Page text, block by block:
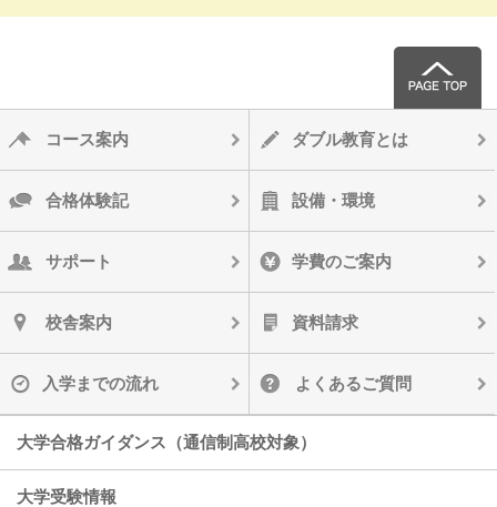
コース案内 ダブル教育とは
合格体験記 設備・環境
サポート 学費のご案内
校舎案内 資料請求
入学までの流れ よくあるご質問
大学合格ガイダンス（通信制高校対象）
大学受験情報